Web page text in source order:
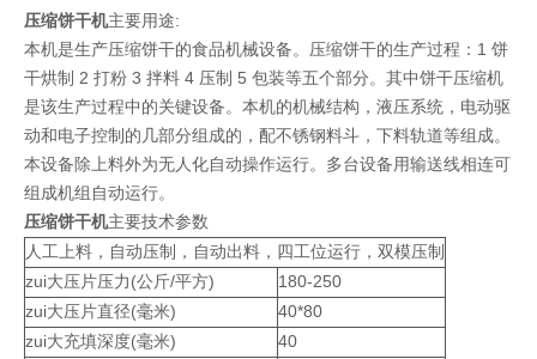
压缩饼干机主要用途:
本机是生产压缩饼干的食品机械设备。压缩饼干的生产过程：1 饼
干烘制 2 打粉 3 拌料 4 压制 5 包装等五个部分。其中饼干压缩机
是该生产过程中的关键设备。本机的机械结构，液压系统，电动驱
动和电子控制的几部分组成的，配不锈钢料斗，下料轨道等组成。
本设备除上料外为无人化自动操作运行。多台设备用输送线相连可
组成机组自动运行。
压缩饼干机主要技术参数
人工上料，自动压制，自动出料，四工位运行，双模压制
zui大压片压力(公斤/平方)
180-250
zui大压片直径(毫米)
40*80
zui大充填深度(毫米)
40